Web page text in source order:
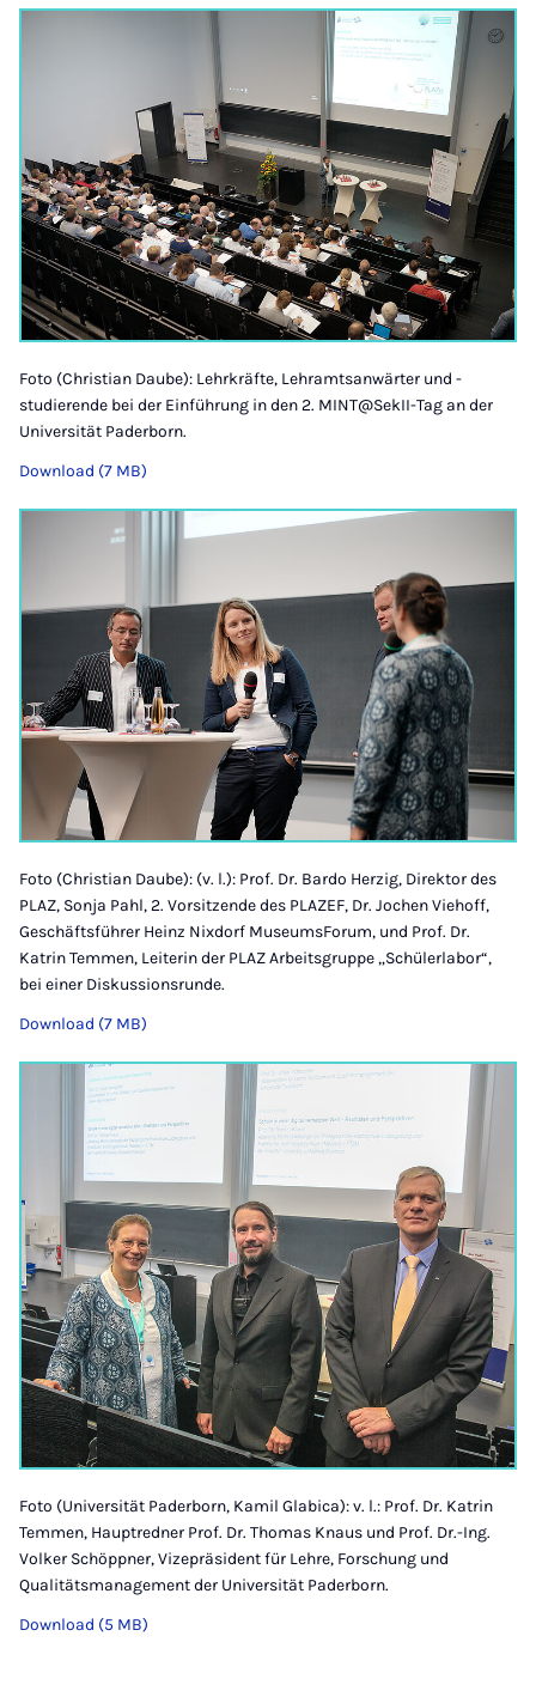
Foto (Christian Daube): Lehrkräfte, Lehramtsanwärter und -
studierende bei der Einführung in den 2. MINT@SekII-Tag an der
Universität Paderborn.
Download (7 MB)
Foto (Christian Daube): (v. l.): Prof. Dr. Bardo Herzig, Direktor des
PLAZ, Sonja Pahl, 2. Vorsitzende des PLAZEF, Dr. Jochen Viehoff,
Geschäftsführer Heinz Nixdorf MuseumsForum, und Prof. Dr.
Katrin Temmen, Leiterin der PLAZ Arbeitsgruppe „Schülerlabor“,
bei einer Diskussionsrunde.
Download (7 MB)
Foto (Universität Paderborn, Kamil Glabica): v. l.: Prof. Dr. Katrin
Temmen, Hauptredner Prof. Dr. Thomas Knaus und Prof. Dr.-Ing.
Volker Schöppner, Vizepräsident für Lehre, Forschung und
Qualitätsmanagement der Universität Paderborn.
Download (5 MB)